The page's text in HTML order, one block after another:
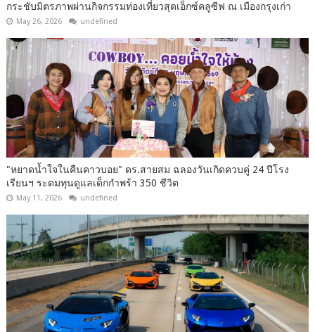
กระชับมิตรภาพผ่านกิจกรรมท่องเที่ยวสุดเอ็กซ์คลูซีฟ ณ เมืองกรุงเก่า
May 26, 2026 undefined
"หยาดน้ำใจในคืนคาวบอย" ดร.สายสม ฉลองวันเกิดควบคู่ 24 ปีโรง
เรียนฯ ระดมทุนดูแลเด็กกำพร้า 350 ชีวิต
May 11, 2026 undefined